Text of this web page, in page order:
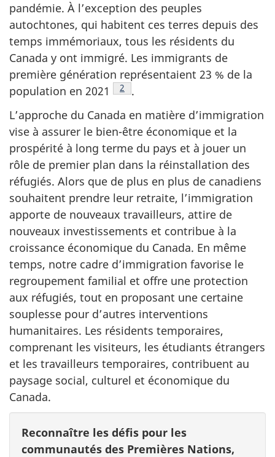
pandémie. À l’exception des peuples
autochtones, qui habitent ces terres depuis des
temps immémoriaux, tous les résidents du
Canada y ont immigré. Les immigrants de
première génération représentaient 23 % de la
population en 2021
Note de bas de page
2
.
L’approche du Canada en matière d’immigration
vise à assurer le bien-être économique et la
prospérité à long terme du pays et à jouer un
rôle de premier plan dans la réinstallation des
réfugiés. Alors que de plus en plus de canadiens
souhaitent prendre leur retraite, l’immigration
apporte de nouveaux travailleurs, attire de
nouveaux investissements et contribue à la
croissance économique du Canada. En même
temps, notre cadre d’immigration favorise le
regroupement familial et offre une protection
aux réfugiés, tout en proposant une certaine
souplesse pour d’autres interventions
humanitaires. Les résidents temporaires,
comprenant les visiteurs, les étudiants étrangers
et les travailleurs temporaires, contribuent au
paysage social, culturel et économique du
Canada.
Reconnaître les défis pour les
communautés des Premières Nations,